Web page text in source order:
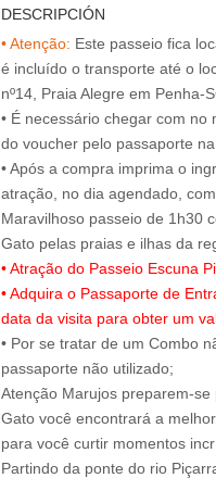
DESCRIPCIÓN
• Atenção: Este passeio fica
é incluído o transporte até o
nº14, Praia Alegre em Penha-
• É necessário chegar com
do voucher pelo passaporte
• Após a compra imprima o
atração, no dia agendado,
Maravilhoso passeio de 1h30
• Atração do Passeio Escuna
• Adquira o Passaporte de
data da visita para obter um
• Por se tratar de um Combo
passaporte não utilizado;
Atenção Marujos preparem-
Gato você encontrará a
para você curtir momentos
Partindo da ponte do rio